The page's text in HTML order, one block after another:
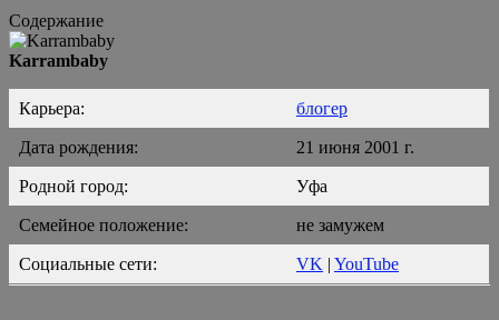
Содержание
Karrambaby
Карьера: блогер
Дата рождения: 21 июня 2001 г.
Родной город: Уфа
Семейное положение: не замужем
Социальные сети: VK | YouTube